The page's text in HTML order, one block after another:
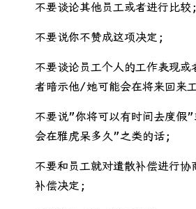
不要谈论其他员工或者进行比较;
不要说你不赞成这项决定;
不要谈论员工个人的工作表现
者暗示他/她可能会在将来回来
不要说”你将可以有时间去度假
会在雅虎呆多久”之类的话;
不要和员工就对遣散补偿进行
补偿决定;